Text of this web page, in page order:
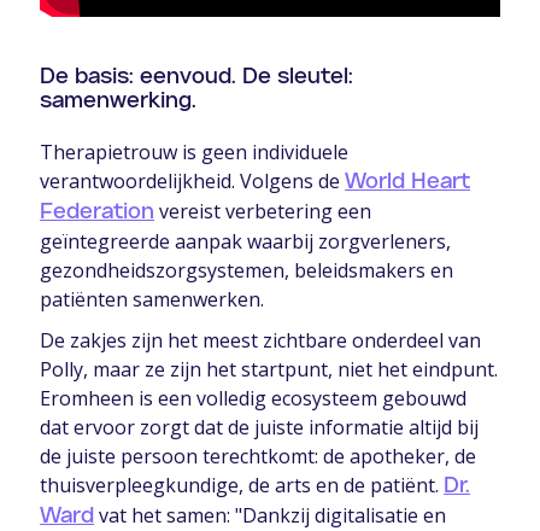
De basis: eenvoud. De sleutel:
samenwerking.
Therapietrouw is geen individuele
verantwoordelijkheid. Volgens deWorld Heart
Federation vereist verbetering een
geïntegreerde aanpak waarbij zorgverleners,
gezondheidszorgsystemen, beleidsmakers en
patiënten samenwerken.
De zakjes zijn het meest zichtbare onderdeel van
Polly, maar ze zijn het startpunt, niet het eindpunt.
Eromheen is een volledig ecosysteem gebouwd
dat ervoor zorgt dat de juiste informatie altijd bij
de juiste persoon terechtkomt: de apotheker, de
thuisverpleegkundige, de arts en de patiënt. Dr.
Ward vat het samen: "Dankzij digitalisatie en